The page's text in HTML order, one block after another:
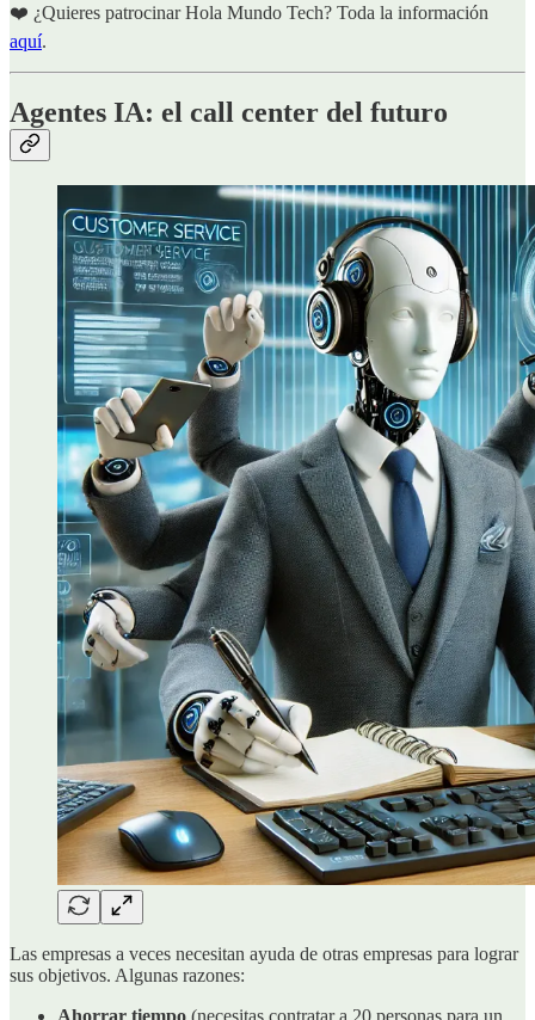
❤️ ¿Quieres patrocinar Hola Mundo Tech? Toda la información
aquí.
Agentes IA: el call center del futuro
Las empresas a veces necesitan ayuda de otras empresas para lograr
sus objetivos. Algunas razones: